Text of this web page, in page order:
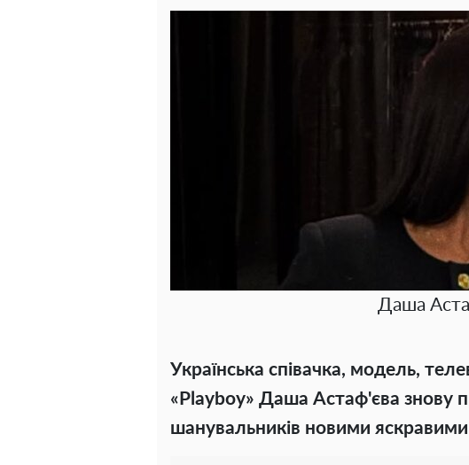
Даша
Українська співачка, модель,
« Playboy» Даша Астаф'єва знову
шанувальників новими